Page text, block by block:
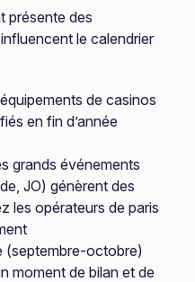
présente des
le calendrier
de casinos
en fin d’année
grands événements
JO) génèrent des
les opérateurs de paris
(septembre-octobre)
moment de bilan et de